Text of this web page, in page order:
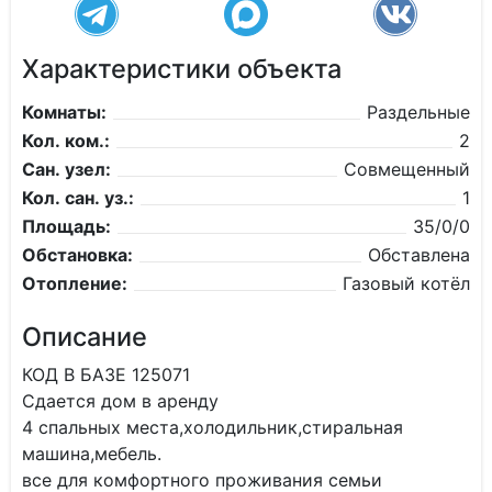
Характеристики объекта
Комнаты:
Раздельные
Кол. ком.:
2
Сан. узел:
Совмещенный
Кол. сан. уз.:
1
Площадь:
35/0/0
Обстановка:
Обставлена
Отопление:
Газовый котёл
Описание
КОД В БАЗЕ 125071
Сдается дом в аренду
4 спальных места,холодильник,стиральная
машина,мебель.
все для комфортного проживания семьи